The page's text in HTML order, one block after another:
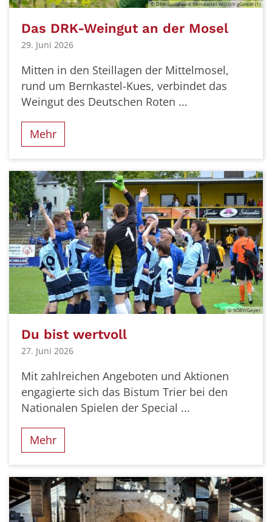
© DRK-Sozialwerk Bernkastel-Wittlich gGmbH (1)
Das DRK-Weingut an der Mosel
29. Juni 2026
Mitten in den Steillagen der Mittelmosel,
rund um Bernkastel-Kues, verbindet das
Weingut des Deutschen Roten ...
Mehr
© SOBY/Geyer
Du bist wertvoll
27. Juni 2026
Mit zahlreichen Angeboten und Aktionen
engagierte sich das Bistum Trier bei den
Nationalen Spielen der Special ...
Mehr